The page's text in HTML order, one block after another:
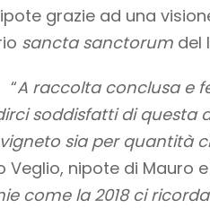
grazie ad una
sancta sanctorum del
“A raccolta conclusa e
soddisfatti di questa
sia per quantità
nipote di Mauro
come la 2018 ci